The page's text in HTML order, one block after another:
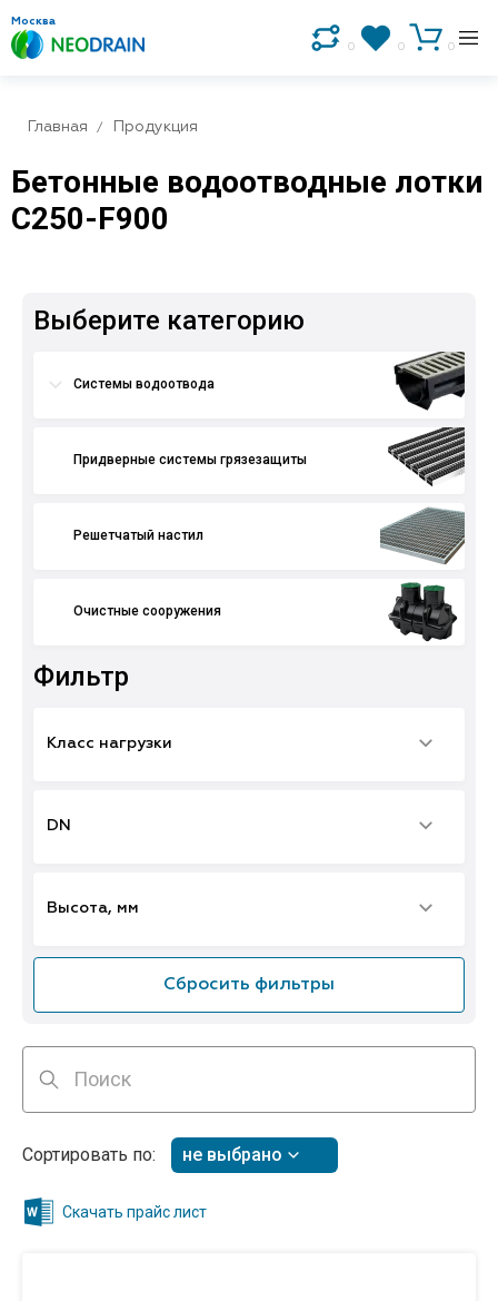
Москва
0 0 0
Главная Продукция
Бетонные водоотводные лотки
С250-F900
Выберите категорию
Системы водоотвода
Придверные системы грязезащиты
Решетчатый настил
Очистные сооружения
Фильтр
Класс нагрузки
DN
Высота, мм
Сбросить фильтры
Сортировать по: не выбрано
Скачать прайс лист